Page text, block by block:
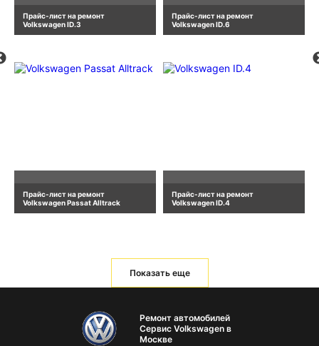
Прайс-лист на ремонт
Volkswagen ID.3
Прайс-лист на ремонт
Volkswagen Passat Alltrack
Прайс-лист на ремонт
Volkswagen ID.6
Прайс-лист на ремонт
Volkswagen ID.4
Показать еще
Ремонт автомобилей
Сервис Volkswagen в
Москве